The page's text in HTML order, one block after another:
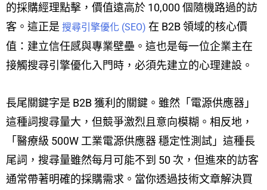
的採購經理點擊，價值遠高於 10,000 個隨機路過的訪
客。這正是 搜尋引擎優化 (SEO) 在 B2B 領域的核心價
值：建立信任感與專業壁壘。這也是每一位企業主在
接觸搜尋引擎優化入門時，必須先建立的心理建設。
長尾關鍵字是 B2B 獲利的關鍵。雖然「電源供應器」
這種詞搜尋量大，但競爭激烈且意向模糊。相反地，
「醫療級 500W 工業電源供應器 穩定性測試」這種長
尾詞，搜尋量雖然每月可能不到 50 次，但進來的訪客
通常帶著明確的採購需求。當你透過技術文章解決買